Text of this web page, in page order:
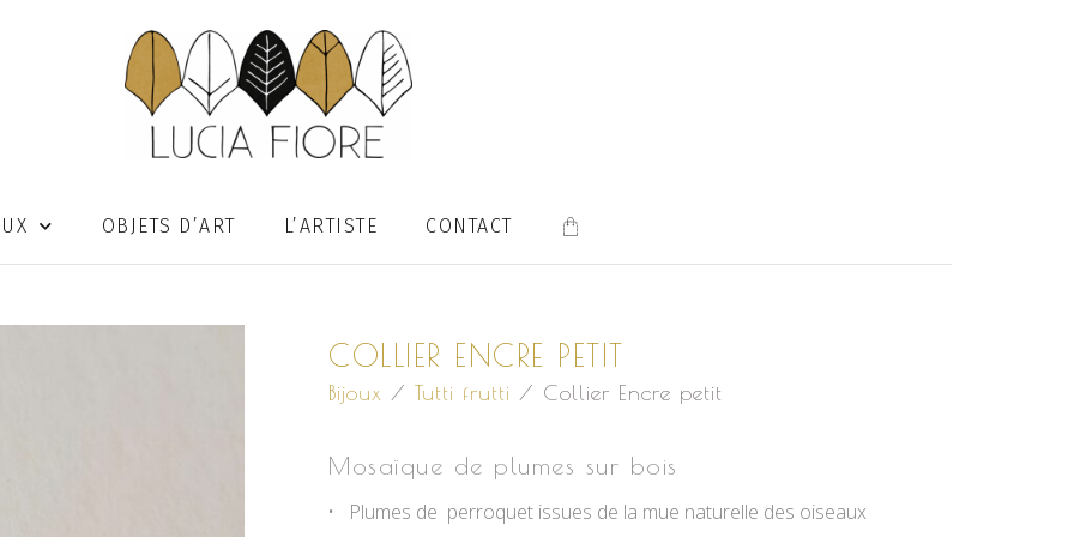
OBJETS D’ART L’ARTISTE CONTACT
COLLIER ENCRE PETIT
Bijoux / Tutti frutti / Collier Encre petit
Mosaïque de plumes sur bois
Plumes de perroquet issues de la mue naturelle des oiseaux